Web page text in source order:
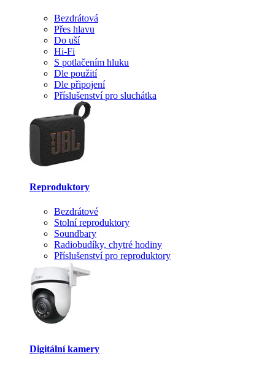
Bezdrátová
Přes hlavu
Do uší
Hi-Fi
S potlačením hluku
Dle použití
Dle připojení
Příslušenství pro sluchátka
Reproduktory
Bezdrátové
Stolní reproduktory
Soundbary
Radiobudíky, chytré hodiny
Příslušenství pro reproduktory
Digitální kamery